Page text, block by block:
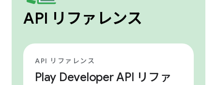
API リファレンス
API リファレンス
Play Developer API リファ